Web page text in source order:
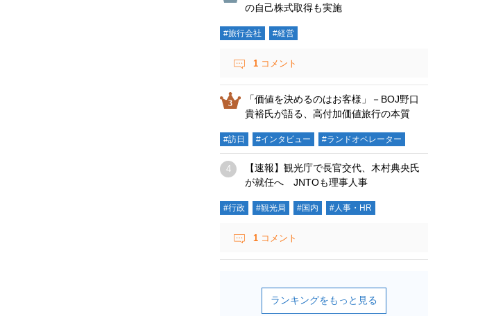
の自己株式取得も実施
#旅行会社 #経営
1 コメント
「価値を決めるのはお客様」－BOJ野口
貴裕氏が語る、高付加価値旅行の本質
#訪日 #インタビュー #ランドオペレーター
【速報】観光庁で長官交代、木村典央氏
が就任へ JNTOも理事人事
#行政 #観光局 #国内 #人事・HR
1 コメント